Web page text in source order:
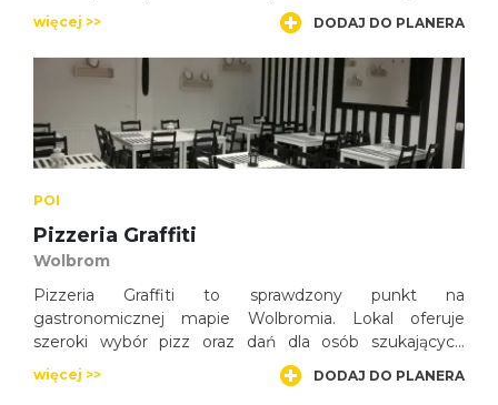
różnorodne propozycje sprawiają, że lokal jest
ciekawym punktem na kulinarnej mapie miasta.
więcej >> DODAJ DO PLANERA
POI
Pizzeria Graffiti
Wolbrom
Pizzeria Graffiti to sprawdzony punkt na
gastronomicznej mapie Wolbromia. Lokal oferuje
szeroki wybór pizz oraz dań dla osób szukających
szybkiego i smacznego posiłku. To dobre miejsce na
spotkanie ze znajomymi, rodzinny obiad lub
więcej >> DODAJ DO PLANERA